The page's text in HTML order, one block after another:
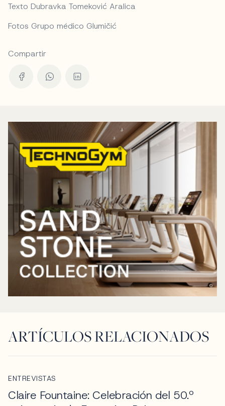
Texto Dubravka Tomeković Aralica
Fotos Grupo médico Glumičić
Compartir
ARTÍCULOS RELACIONADOS
ENTREVISTAS
Claire Fountaine: Celebración del 50.º